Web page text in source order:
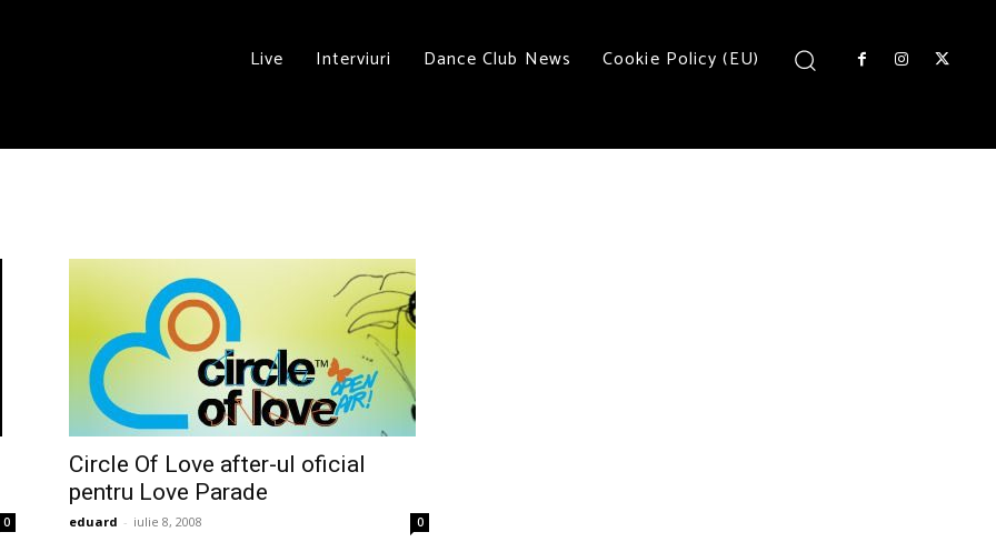
Live Interviuri Dance Club News Cookie Policy (EU)
0
Circle Of Love after-ul oficial
pentru Love Parade
eduard - iulie 8, 2008 0